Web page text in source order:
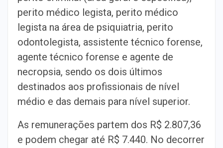
perito médico legista, perito médico
legista na área de psiquiatria, perito
odontolegista, assistente técnico forense,
agente técnico forense e agente de
necropsia, sendo os dois últimos
destinados aos profissionais de nível
médio e das demais para nível superior.
As remunerações partem dos R$ 2.807,36
e podem chegar até R$ 7.440. No decorrer